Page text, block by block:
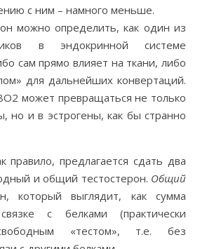
с ним – намного меньше.
можно определить, как один из
в эндокринной системе
сам прямо влияет на ткани, либо
для дальнейших конвертаций.
может превращаться не только
но и в эстрогены, как бы странно
правило, предлагается сдать два
и общий тестостерон. Общий
который выглядит, как сумма
с белками (практически
«тестом», т.е. без